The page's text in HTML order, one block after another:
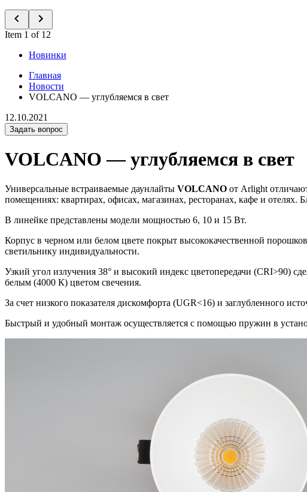
Item 1 of 12
Новинки
Главная
Новости
VOLCANO — углубляемся в свет
12.10.2021
Задать вопрос
VOLCANO — углубляемся в свет
Универсальные встраиваемые даунлайты VOLCANO от Arlight
помещениях: квартирах, офисах, магазинах, ресторанах, кафе и
В линейке представлены модели мощностью 6, 10 и 15 Вт.
Корпус в черном или белом цвете покрыт высококачественной
светильнику индивидуальности.
Узкий угол излучения 38° и высокий индекс цветопередачи (CRI>90)
белым (4000 К) цветом свечения.
За счет низкого показателя дискомфорта (UGR<16) и заглубленного
Быстрый и удобный монтаж осуществляется с помощью пружин в